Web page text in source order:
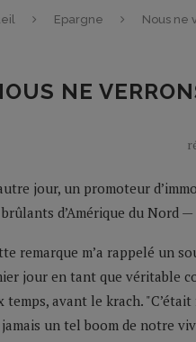
Epargne Nous ne
NE
jour, un promoteur
d’Amérique du Nord
remarque m’a rappelé un
jour en tant que véritable
temps, avant le krach.
un tel boom de notre